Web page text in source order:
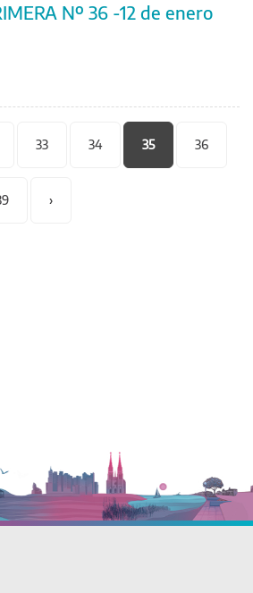
Nº 36 -12 de enero
33 34 35 36
›